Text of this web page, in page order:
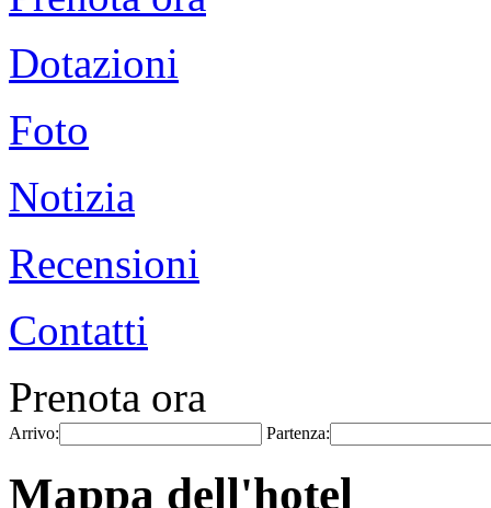
Dotazioni
Foto
Notizia
Recensioni
Contatti
Prenota ora
Arrivo: Partenza:
Mappa dell'hotel